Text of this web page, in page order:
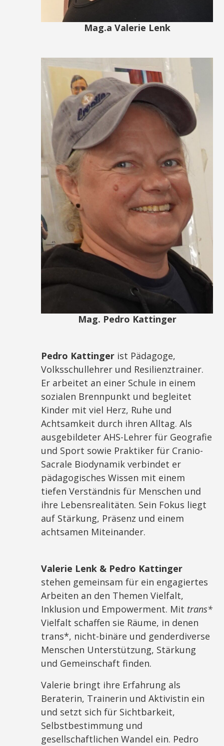
Mag.a Valerie Lenk
Mag. Pedro Kattinger
Pedro Kattinger ist Pädagoge,
Volksschullehrer und Resilienztrainer.
Er arbeitet an einer Schule in einem
sozialen Brennpunkt und begleitet
Kinder mit viel Herz, Ruhe und
Achtsamkeit durch ihren Alltag. Als
ausgebildeter AHS-Lehrer für Geografie
und Sport sowie Praktiker für Cranio-
Sacrale Biodynamik verbindet er
pädagogisches Wissen mit einem
tiefen Verständnis für Menschen und
ihre Lebensrealitäten. Sein Fokus liegt
auf Stärkung, Präsenz und einem
achtsamen Miteinander.
Valerie Lenk & Pedro Kattinger
stehen gemeinsam für ein engagiertes
Arbeiten an den Themen Vielfalt,
Inklusion und Empowerment. Mit trans*
Vielfalt schaffen sie Räume, in denen
trans*, nicht-binäre und genderdiverse
Menschen Unterstützung, Stärkung
und Gemeinschaft finden.
Valerie bringt ihre Erfahrung als
Beraterin, Trainerin und Aktivistin ein
und setzt sich für Sichtbarkeit,
Selbstbestimmung und
gesellschaftlichen Wandel ein. Pedro